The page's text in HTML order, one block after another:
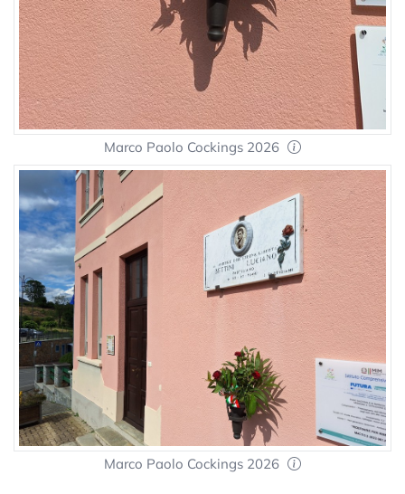
Marco Paolo Cockings 2026
Marco Paolo Cockings 2026